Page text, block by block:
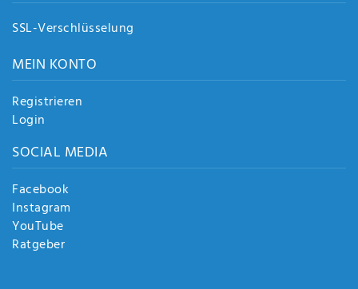
SSL-Verschlüsselung
MEIN KONTO
Registrieren
Login
SOCIAL MEDIA
Facebook
Instagram
YouTube
Ratgeber